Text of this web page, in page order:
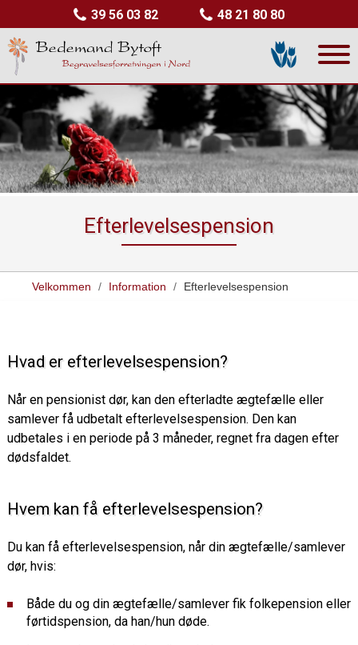
39 56 03 82 48 21 80 80
Efterlevelsespension
Velkommen / Information / Efterlevelsespension
Hvad er efterlevelsespension?
Når en pensionist dør, kan den efterladte ægtefælle eller
samlever få udbetalt efterlevelsespension. Den kan
udbetales i en periode på 3 måneder, regnet fra dagen efter
dødsfaldet.
Hvem kan få efterlevelsespension?
Du kan få efterlevelsespension, når din ægtefælle/samlever
dør, hvis:
Både du og din ægtefælle/samlever fik folkepension eller
førtidspension, da han/hun døde.